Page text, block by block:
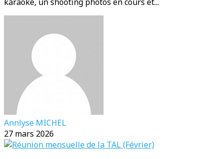
Annlyse MICHEL
27 mars 2026